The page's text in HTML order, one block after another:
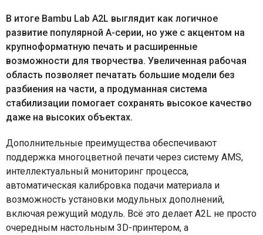
В итоге Bambu Lab A2L выглядит как логичное
развитие популярной A-серии, но уже с акцентом на
крупноформатную печать и расширенные
возможности для творчества. Увеличенная рабочая
область позволяет печатать большие модели без
разбиения на части, а продуманная система
стабилизации помогает сохранять высокое качество
даже на высоких объектах.
Дополнительные преимущества обеспечивают
поддержка многоцветной печати через систему AMS,
интеллектуальный мониторинг процесса,
автоматическая калибровка подачи материала и
возможность установки модульных дополнений,
включая режущий модуль. Всё это делает A2L не просто
очередным настольным 3D-принтером, а